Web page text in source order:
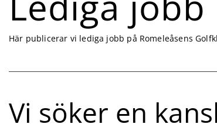
Här publicerar vi lediga jobb på Romeleåsens
Vi söker en